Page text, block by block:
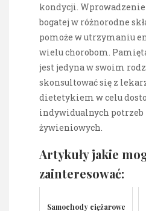
kondycji.
bogatej w różnorodne
pomoże w utrzymaniu
wielu chorobom.
jest jedyna w swoim
skonsultować się z
dietetykiem w celu
indywidualnych
żywieniowych.
Artykuły jakie
zainteresować:
Samochody ciężarowe